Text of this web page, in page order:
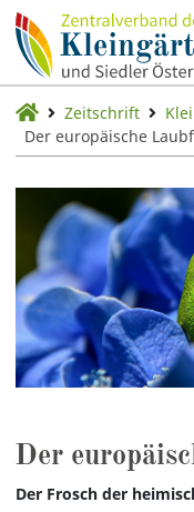
Zeitschrift
Der europäische
Der
Der Frosch der